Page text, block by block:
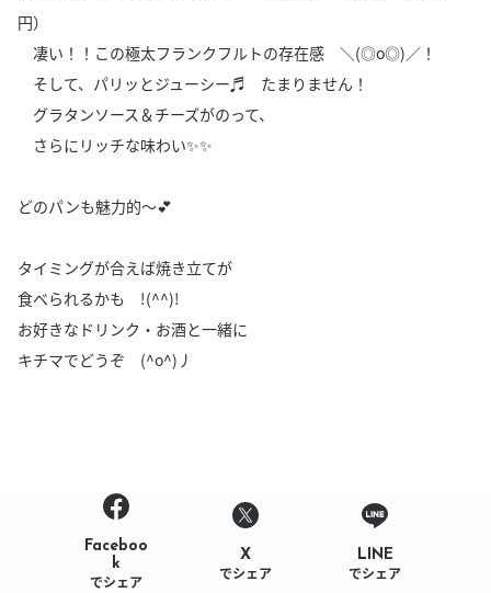
円）
凄い！！この極太フランクフルトの存在感 ＼(◎o◎)／！
そして、パリッとジューシー♬ たまりません！
グラタンソース＆チーズがのって、
さらにリッチな味わい✨✨
どのパンも魅力的～💕
タイミングが合えば焼き立てが
食べられるかも !(^^)!
お好きなドリンク・お酒と一緒に
キチマでどうぞ (^o^)丿
Faceboo
k
でシェア
X
でシェア
LINE
でシェア